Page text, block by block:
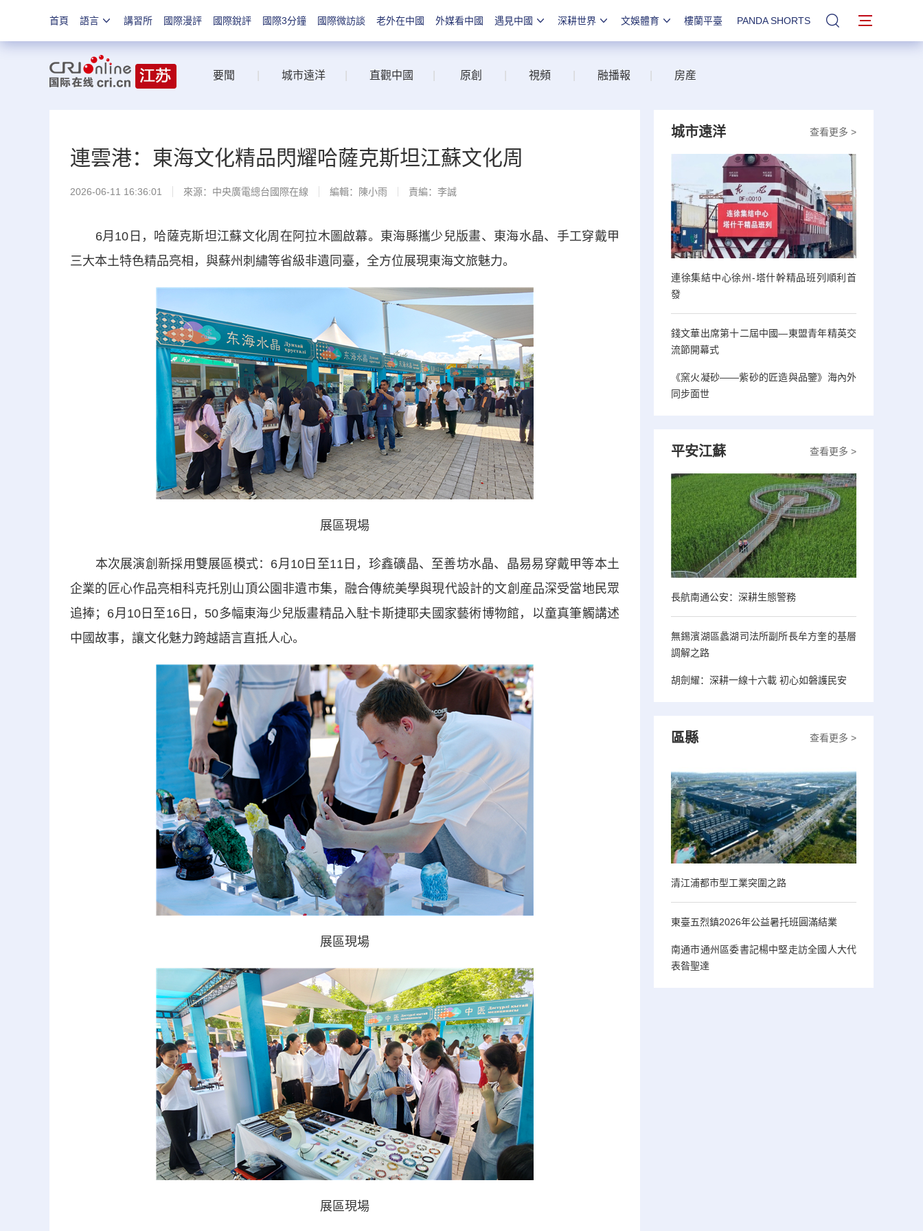
首頁 語言 講習所 國際漫評 國際銳評 國際3分鐘 國際微訪談 老外在中國 外媒看中國 遇見中國 深耕世界 文娛體育 樓蘭平臺 PANDA SHORTS 站內搜索
要聞 城市遠洋 直觀中國 原創 視頻 融播報 房産
連雲港：東海文化精品閃耀哈薩克斯坦江蘇文化周
2026-06-11 16:36:01 來源：中央廣電總台國際在線 編輯：陳小雨 責編：李誠
6月10日，哈薩克斯坦江蘇文化周在阿拉木圖啟幕。東海縣攜少兒版畫、東海水晶、手工穿戴甲
三大本土特色精品亮相，與蘇州刺繡等省級非遺同臺，全方位展現東海文旅魅力。
展區現場
本次展演創新採用雙展區模式：6月10日至11日，珍鑫礦晶、至善坊水晶、晶易易穿戴甲等本土
企業的匠心作品亮相科克托別山頂公園非遺市集，融合傳統美學與現代設計的文創産品深受當地民眾
追捧；6月10日至16日，50多幅東海少兒版畫精品入駐卡斯捷耶夫國家藝術博物館，以童真筆觸講述
中國故事，讓文化魅力跨越語言直抵人心。
展區現場
展區現場
查看更多 >
城市遠洋
連徐集結中心徐州-塔什幹精品班列順利首
發
錢文華出席第十二屆中國—東盟青年精英交
流節開幕式
《窯火凝砂——紫砂的匠造與品鑒》海內外
同步面世
查看更多 >
平安江蘇
長航南通公安：深耕生態警務
無錫濱湖區蠡湖司法所副所長牟方奎的基層
調解之路
胡劍耀：深耕一線十六載 初心如磐護民安
查看更多 >
區縣
清江浦都市型工業突圍之路
東臺五烈鎮2026年公益暑托班圓滿結業
南通市通州區委書記楊中堅走訪全國人大代
表昝聖達